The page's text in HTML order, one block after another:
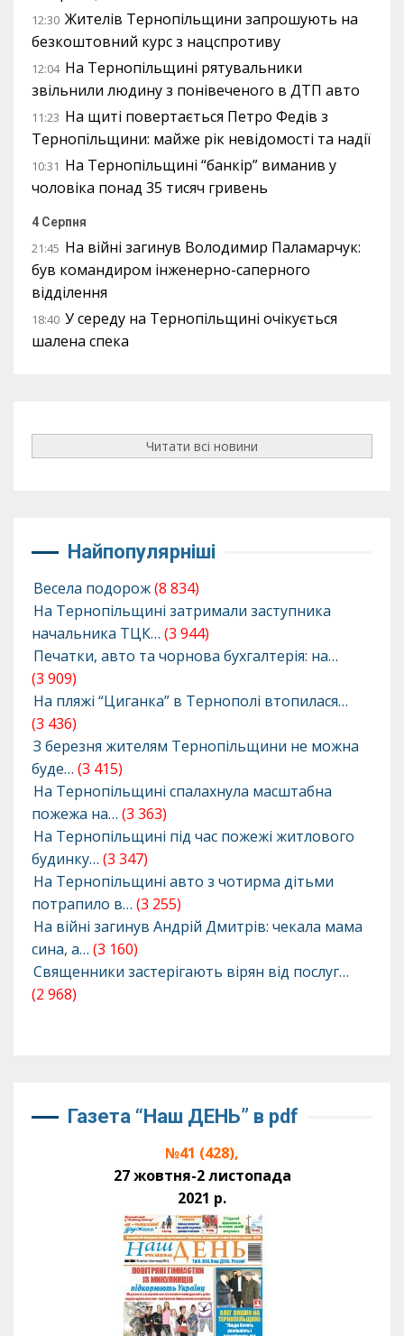
12:30 Жителів Тернопільщини запрошують на
безкоштовний курс з нацспротиву
12:04 На Тернопільщині рятувальники
звільнили людину з понівеченого в ДТП авто
11:23 На щиті повертається Петро Федів з
Тернопільщини: майже рік невідомості та надії
10:31 На Тернопільщині “банкір” виманив у
чоловіка понад 35 тисяч гривень
4 Серпня
21:45 На війні загинув Володимир Паламарчук:
був командиром інженерно-саперного
відділення
18:40 У середу на Тернопільщині очікується
шалена спека
Читати всі новини
Найпопулярніші
Весела подорож(8 834)
На Тернопільщині затримали заступника
начальника ТЦК… (3 944)
Печатки, авто та чорнова бухгалтерія: на…
(3 909)
На пляжі “Циганка” в Тернополі втопилася…
(3 436)
З березня жителям Тернопільщини не можна
буде… (3 415)
На Тернопільщині спалахнула масштабна
пожежа на… (3 363)
На Тернопільщині під час пожежі житлового
будинку… (3 347)
На Тернопільщині авто з чотирма дітьми
потрапило в… (3 255)
На війні загинув Андрій Дмитрів: чекала мама
сина, а… (3 160)
Священники застерігають вірян від послуг…
(2 968)
Газета “Наш ДЕНЬ” в pdf
№41 (428),
27 жовтня-2 листопада
2021 р.